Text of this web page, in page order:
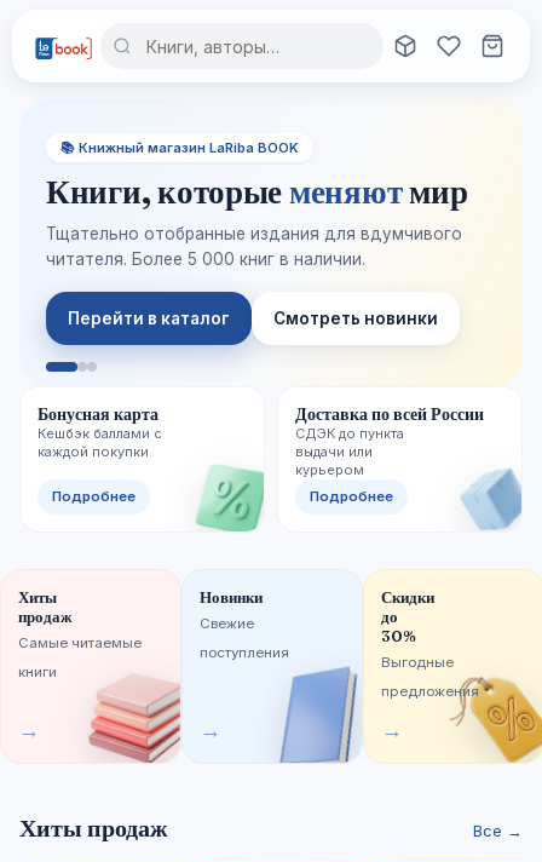
📚 Книжный магазин LaRiba BOOK
Книги, которыеменяютмир
Тщательно отобранные издания для вдумчивого
читателя. Более 5 000 книг в наличии.
Перейти в каталог Смотреть новинки
Бонусная карта
Кешбэк баллами с
каждой покупки
Подробнее
Доставка по всей России
СДЭК до пункта
выдачи или
курьером
Подробнее
Хиты
продаж
Самые читаемые
книги
→
Новинки
Свежие
поступления
→
Скидки
до
30%
Выгодные
предложения
→
Хиты продаж Все →